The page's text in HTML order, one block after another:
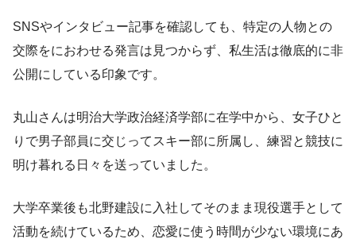
SNSやインタビュー記事を確認しても、特定の人物との
交際をにおわせる発言は見つからず、私生活は徹底的に非
公開にしている印象です。
丸山さんは明治大学政治経済学部に在学中から、女子ひと
りで男子部員に交じってスキー部に所属し、練習と競技に
明け暮れる日々を送っていました。
大学卒業後も北野建設に入社してそのまま現役選手として
活動を続けているため、恋愛に使う時間が少ない環境にあ